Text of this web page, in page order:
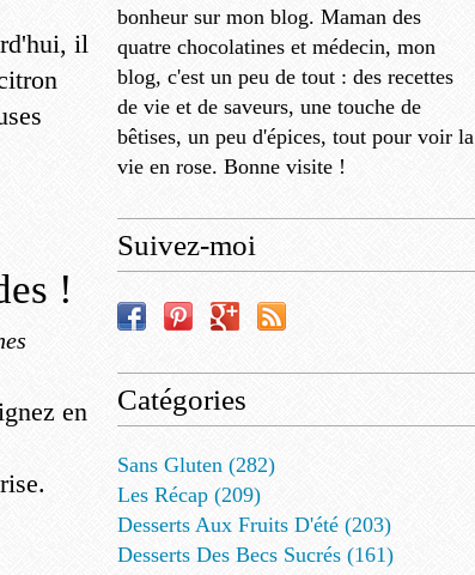
il
!
en
bonheur sur mon blog. Maman des
quatre chocolatines et médecin, mon
blog, c'est un peu de tout : des recettes
de vie et de saveurs, une touche de
bêtises, un peu d'épices, tout pour voir la
vie en rose. Bonne visite !
Suivez-moi
Catégories
Sans Gluten (282)
Les Récap (209)
Desserts Aux Fruits D'été (203)
Desserts Des Becs Sucrés (161)